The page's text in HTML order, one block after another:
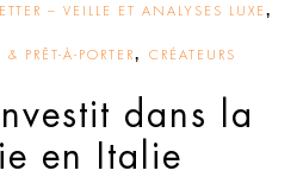
– VEILLE ET ANALYSES LUXE ,
PRÊT-À-PORTER, CRÉATEURS
dans la
en Italie